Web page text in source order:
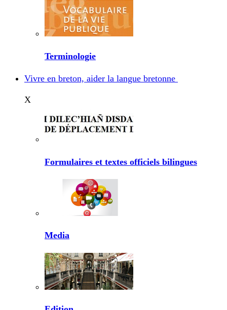
Terminologie
Vivre en breton, aider la langue bretonne
X
Formulaires et textes officiels bilingues
Media